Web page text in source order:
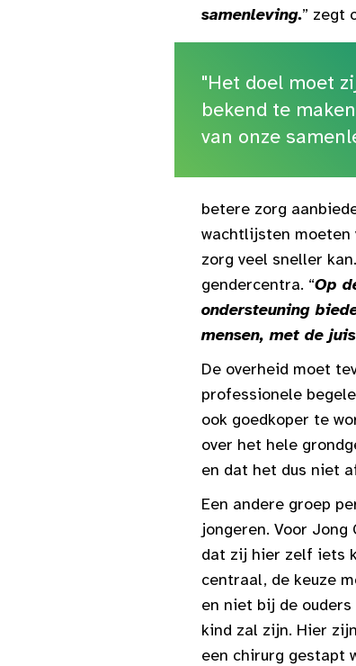
samenleving.” zegt
"Het doel moet
bekend te
van onze
betere zorg
wachtlijsten moeten
zorg veel sneller
gendercentra. “Op
ondersteuning
mensen, met de
De overheid moet
professionele
ook goedkoper te
over het hele
en dat het dus niet
Een andere groep
jongeren. Voor
dat zij hier zelf iets
centraal, de keuze
en niet bij de
kind zal zijn. Hier
een chirurg gestapt